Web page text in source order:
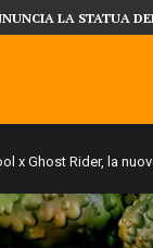
x Ghost Rider, la